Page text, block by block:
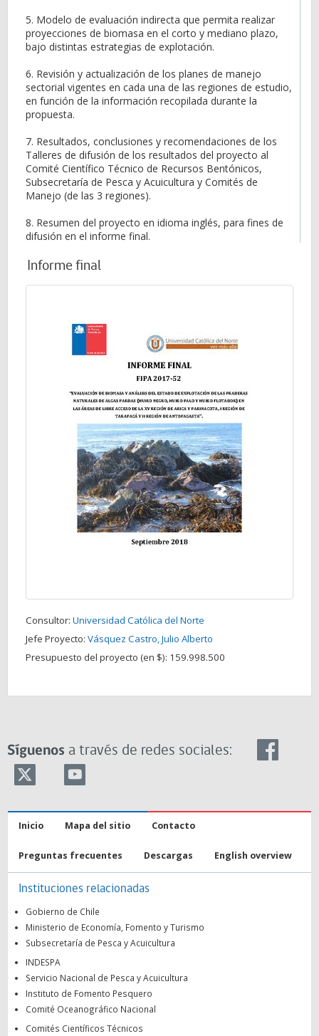
5. Modelo de evaluación indirecta que permita realizar
proyecciones de biomasa en el corto y mediano plazo,
bajo distintas estrategias de explotación.
6. Revisión y actualización de los planes de manejo
sectorial vigentes en cada una de las regiones de estudio,
en función de la información recopilada durante la
propuesta.
7. Resultados, conclusiones y recomendaciones de los
Talleres de difusión de los resultados del proyecto al
Comité Científico Técnico de Recursos Bentónicos,
Subsecretaría de Pesca y Acuicultura y Comités de
Manejo (de las 3 regiones).
8. Resumen del proyecto en idioma inglés, para fines de
difusión en el informe final.
Informe final
Consultor: Universidad Católica del Norte
Jefe Proyecto: Vásquez Castro, Julio Alberto
Presupuesto del proyecto (en $): 159.998.500
Síguenos a través de redes sociales:
Inicio Mapa del sitio Contacto
Preguntas frecuentes Descargas English overview
Instituciones relacionadas
Gobierno de Chile
Ministerio de Economía, Fomento y Turismo
Subsecretaría de Pesca y Acuicultura
INDESPA
Servicio Nacional de Pesca y Acuicultura
Instituto de Fomento Pesquero
Comité Oceanográfico Nacional
Comités Científicos Técnicos